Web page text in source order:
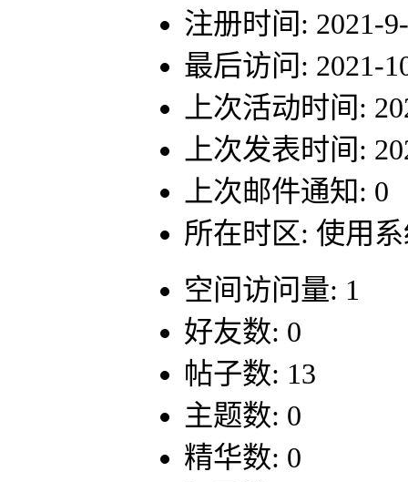
注册时间: 2021-
最后访问: 2021-
上次活动时间:
上次发表时间:
上次邮件通知: 0
所在时区: 使用
空间访问量: 1
好友数: 0
帖子数: 13
主题数: 0
精华数: 0